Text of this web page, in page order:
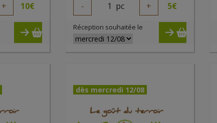
+ 10€ - 1 pc + 5€
Réception souhaitée le
dès mercredi 12/08